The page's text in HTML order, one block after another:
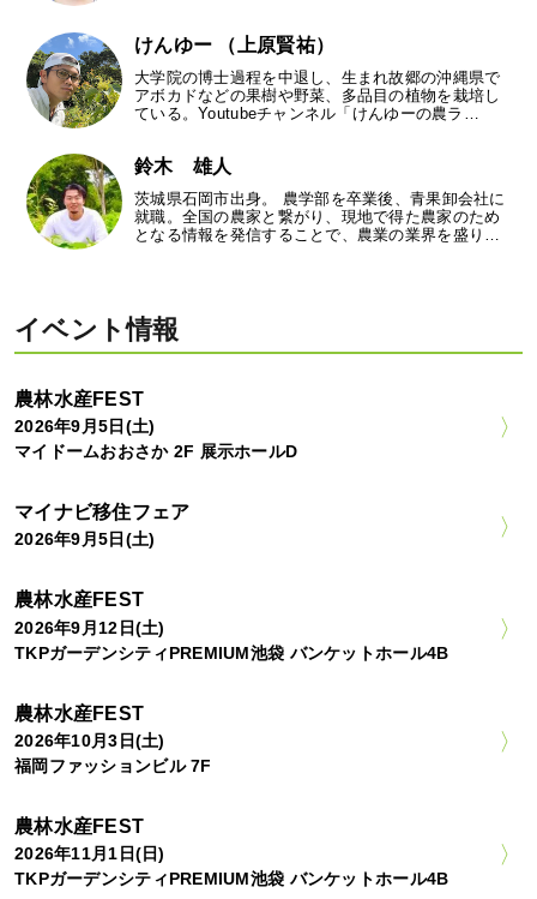
けんゆー （上原賢祐）
大学院の博士過程を中退し、生まれ故郷の沖縄県で
アボカドなどの果樹や野菜、多品目の植物を栽培し
ている。Youtubeチャンネル「けんゆーの農ラ…
鈴木 雄人
茨城県石岡市出身。 農学部を卒業後、青果卸会社に
就職。全国の農家と繋がり、現地で得た農家のため
となる情報を発信することで、農業の業界を盛り…
イベント情報
農林水産FEST
2026年9月5日(土)
マイドームおおさか 2F 展示ホールD
マイナビ移住フェア
2026年9月5日(土)
農林水産FEST
2026年9月12日(土)
TKPガーデンシティPREMIUM池袋 バンケットホール4B
農林水産FEST
2026年10月3日(土)
福岡ファッションビル 7F
農林水産FEST
2026年11月1日(日)
TKPガーデンシティPREMIUM池袋 バンケットホール4B